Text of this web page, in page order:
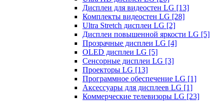
Дисплеи для видеостен LG [13]
Комплекты видеостен LG [28]
Ultra Stretch дисплеи LG [2]
Дисплеи повышенной яркости LG [5]
Прозрачные дисплеи LG [4]
OLED дисплеи LG [5]
Сенсорные дисплеи LG [3]
Проекторы LG [13]
Программное обеспечение LG [1]
Аксессуары для дисплеев LG [1]
Коммерческие телевизоры LG [23]